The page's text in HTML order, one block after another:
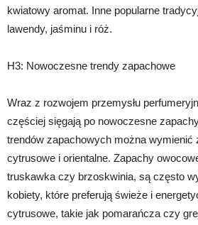
kwiatowy aromat. Inne popularne
lawendy, jaśminu i róż.
H3: Nowoczesne trendy zapachowe
Wraz z rozwojem przemysłu
częściej sięgają po nowoczesne
trendów zapachowych można wymienić
cytrusowe i orientalne. Zapachy
truskawka czy brzoskwinia, są często
kobiety, które preferują świeże i
cytrusowe, takie jak pomarańcza czy